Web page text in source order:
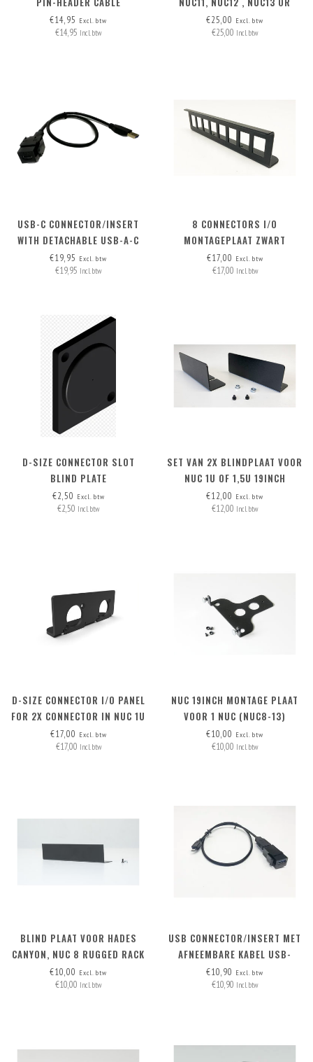
€14,95 Excl. btw
€14,95 Incl. btw
NUC14 IN THE MAC STUDIO
SECOND SLOT
€25,00 Excl. btw
€25,00 Incl. btw
USB-C CONNECTOR/INSERT
WITH DETACHABLE USB-A-C
CABLE SPECIAL - (INCL. USB-A
(HOST) - C (DEVICE) CABLE)
€19,95 Excl. btw
€19,95 Incl. btw
8 CONNECTORS I/O
MONTAGEPLAAT ZWART
€17,00 Excl. btw
€17,00 Incl. btw
D-SIZE CONNECTOR SLOT
BLIND PLATE
€2,50 Excl. btw
€2,50 Incl. btw
SET VAN 2X BLINDPLAAT VOOR
NUC 1U OF 1,5U 19INCH
RACKMOUNT
€12,00 Excl. btw
€12,00 Incl. btw
D-SIZE CONNECTOR I/O PANEL
FOR 2X CONNECTOR IN NUC 1U
AND NUC 1.5U RACK MOUNT
€17,00 Excl. btw
€17,00 Incl. btw
NUC 19INCH MONTAGE PLAAT
VOOR 1 NUC (NUC8-13)
€10,00 Excl. btw
€10,00 Incl. btw
BLIND PLAAT VOOR HADES
CANYON, NUC 8 RUGGED RACK
MOUNT EN MAC MINI
RACKMOUNT
€10,00 Excl. btw
€10,00 Incl. btw
USB CONNECTOR/INSERT MET
AFNEEMBARE KABEL USB-
MICRO > USB2.0 A
€10,90 Excl. btw
€10,90 Incl. btw